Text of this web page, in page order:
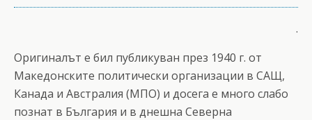
.
Оригиналът е бил публикуван през 1940 г. от
Македонските политически организации в САЩ,
Канада и Австралия (МПО) и досега е много слабо
познат в България и в днешна Северна